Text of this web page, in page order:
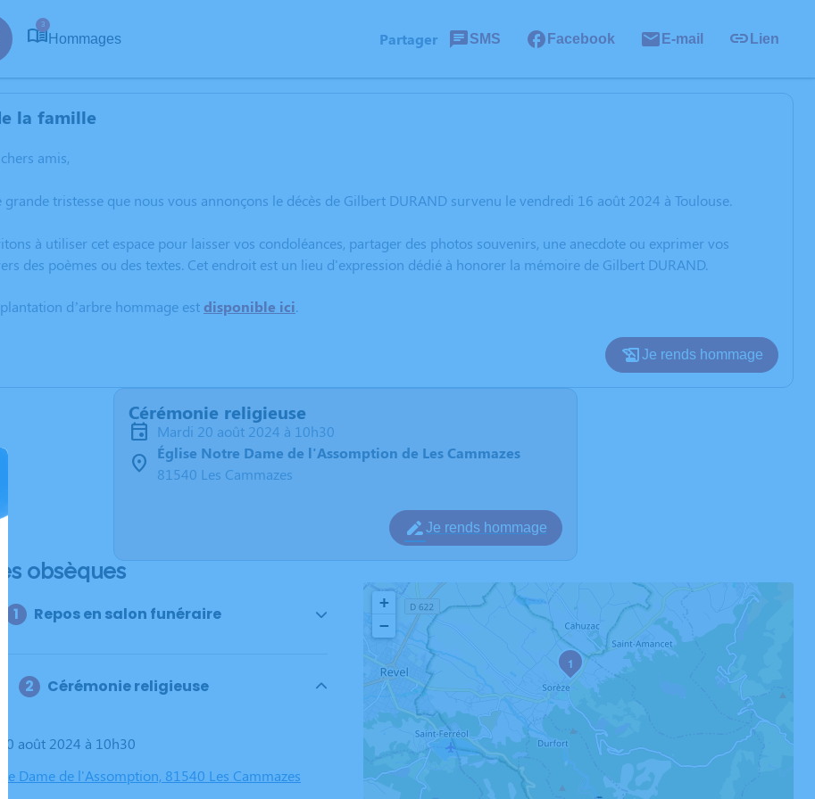
3
Hommages Partager SMS Facebook E-mail Lien
la famille
amis,
grande tristesse que nous vous annonçons le décès de Gilbert DURAND survenu le vendredi 16 août 2024 à Toulouse.
à utiliser cet espace pour laisser vos condoléances, partager des photos souvenirs, une anecdote ou exprimer vos
des poèmes ou des textes. Cet endroit est un lieu d'expression dédié à honorer la mémoire de Gilbert DURAND.
d’arbre hommage est disponible ici.
Je rends hommage
Cérémonie religieuse
mardi 20 août 2024 à 10h30
Église Notre Dame de l'Assomption de Les Cammazes
81540 Les Cammazes
Je rends hommage
obsèques
Repos en salon funéraire
Cérémonie religieuse
20 août 2024 à 10h30
Dame de l'Assomption, 81540 Les Cammazes
1
+
−